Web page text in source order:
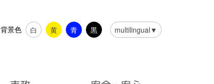
背景色 白 黄 青 黒 multilingual▼